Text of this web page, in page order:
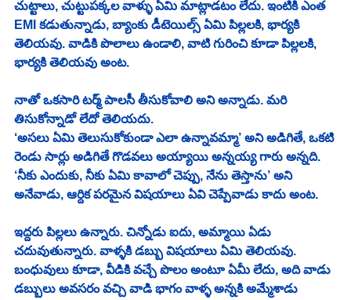
చుట్టాలు, చుట్టుపక్కల వాళ్ళు ఏమి మాట్లాడటం లేదు. ఇంటికి ఎంత
EMI కడుతున్నాడు, బ్యాంకు డీటెయిల్స్ ఏమి పిల్లలకి, భార్యకి
తెలియవు. వాడికి పొలాలు ఉండాలి, వాటి గురించి కూడా పిల్లలకి,
భార్యకి తెలియవు అంట.
నాతో ఒకసారి టర్మ్ పాలసీ తీసుకోవాలి అని అన్నాడు. మరి
తిసుకోన్నాడో లేదో తెలియదు.
‘అసలు ఏమి తెలుసుకోకుండా ఎలా ఉన్నావమ్మా’ అని అడిగితే, ఒకటి
రెండు సార్లు అడిగితే గొడవలు అయ్యాయి అన్నయ్య గారు అన్నది.
‘నీకు ఎందుకు, నీకు ఏమి కావాలో చెప్పు, నేను తెస్తాను’ అని
అనేవాడు, ఆర్దిక పరమైన విషయాలు ఏవి చెప్పేవాడు కాదు అంట.
ఇద్దరు పిల్లలు ఉన్నారు. చిన్నోడు ఐదు, అమ్మాయి ఏడు
చదువుతున్నారు. వాళ్ళకి డబ్బు విషయాలు ఏమి తెలియవు.
బంధువులు కూడా, వీడికి వచ్చే పొలం అంటూ ఏమీ లేదు, అది వాడు
డబ్బులు అవసరం వచ్చి వాడి భాగం వాళ్ళ అన్నకి అమ్మేశాడు